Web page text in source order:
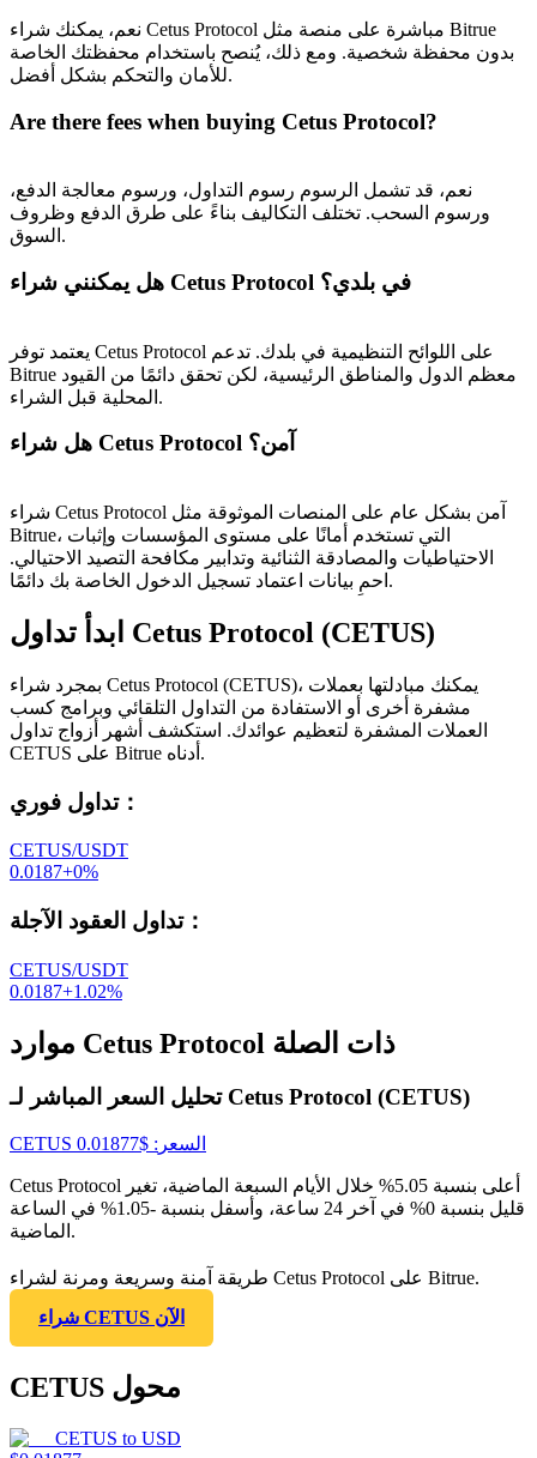
نعم، يمكنك شراء Cetus Protocol مباشرة على منصة مثل Bitrue
بدون محفظة شخصية. ومع ذلك، يُنصح باستخدام محفظتك الخاصة
للأمان والتحكم بشكل أفضل.
Are there fees when buying Cetus Protocol?
نعم، قد تشمل الرسوم رسوم التداول، ورسوم معالجة الدفع،
ورسوم السحب. تختلف التكاليف بناءً على طرق الدفع وظروف
السوق.
هل يمكنني شراء Cetus Protocol في بلدي؟
يعتمد توفر Cetus Protocol على اللوائح التنظيمية في بلدك. تدعم
Bitrue معظم الدول والمناطق الرئيسية، لكن تحقق دائمًا من القيود
المحلية قبل الشراء.
هل شراء Cetus Protocol آمن؟
شراء Cetus Protocol آمن بشكل عام على المنصات الموثوقة مثل
Bitrue، التي تستخدم أمانًا على مستوى المؤسسات وإثبات
الاحتياطيات والمصادقة الثنائية وتدابير مكافحة التصيد الاحتيالي.
احمِ بيانات اعتماد تسجيل الدخول الخاصة بك دائمًا.
ابدأ تداول Cetus Protocol (CETUS)
بمجرد شراء Cetus Protocol (CETUS)، يمكنك مبادلتها بعملات
مشفرة أخرى أو الاستفادة من التداول التلقائي وبرامج كسب
العملات المشفرة لتعظيم عوائدك. استكشف أشهر أزواج تداول
CETUS على Bitrue أدناه.
تداول فوري：
CETUS/USDT
0.0187+0%
تداول العقود الآجلة：
CETUS/USDT
0.0187+1.02%
موارد Cetus Protocol ذات الصلة
تحليل السعر المباشر لـ Cetus Protocol (CETUS)
CETUS السعر : $
0.01877
Cetus Protocol أعلى بنسبة 5.05% خلال الأيام السبعة الماضية، تغير
قليل بنسبة 0% في آخر 24 ساعة، وأسفل بنسبة -1.05% في الساعة
الماضية.
طريقة آمنة وسريعة ومرنة لشراء Cetus Protocol على Bitrue.
شراء CETUS الآن
CETUS محول
CETUS to USD